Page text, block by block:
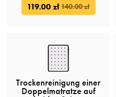
119.00 zł 140.00 zł
Trockenreinigung einer
Doppelmatratze auf